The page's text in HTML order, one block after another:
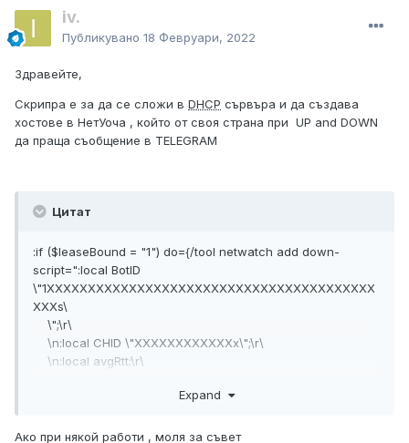
iv.
Публикувано 18 Февруари, 2022
Здравейте,
Скрипра е за да се сложи в DHCP сървъра и да създава
хостове в НетУоча , който от своя страна при UP and DOWN
да праща съобщение в TELEGRAM
Цитат
:if ($leaseBound = "1") do={/tool netwatch add down-
script=":local BotID
\"1XXXXXXXXXXXXXXXXXXXXXXXXXXXXXXXXXXXXXXXX
XXXs\
\";\r\
\n:local CHID \"XXXXXXXXXXXXx\";\r\
\n:local avgRtt;\r\
clock get time]\
Expand
Ако при някой работи , моля за съвет